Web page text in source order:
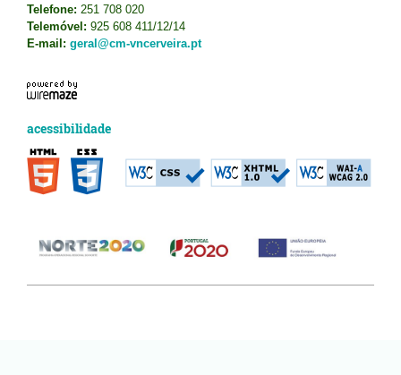
Telefone: 251 708 020
Telemóvel: 925 608 411/12/14
E-mail: geral@cm-vncerveira.pt
acessibilidade